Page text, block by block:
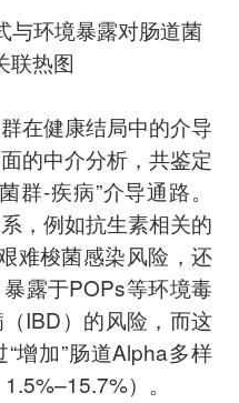
环境暴露对肠道菌
联热图
健康结局中的介导
的中介分析，共鉴定
群-疾病”介导通路。
，例如抗生素相关的
难梭菌感染风险，还
露于POPs等环境毒
IBD）的风险，而这
增加”肠道Alpha多样
）。